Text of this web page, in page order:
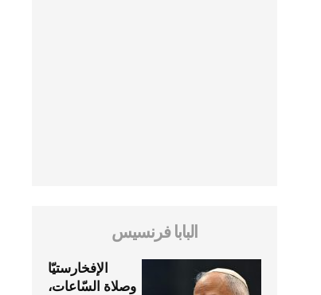
البابا فرنسيس
الإفخارستيّا
وصلاة السّاعات،